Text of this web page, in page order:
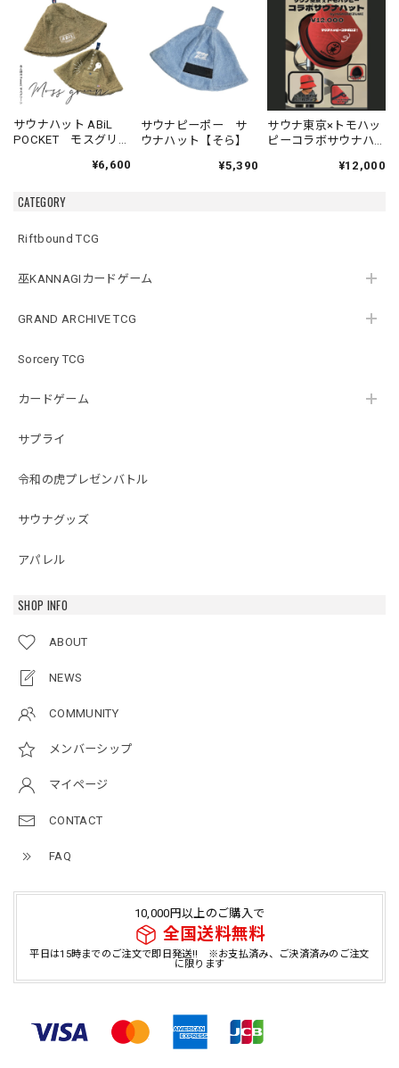
CATEGORY
Riftbound TCG
巫KANNAGIカードゲーム
GRAND ARCHIVE TCG
Sorcery TCG
カードゲーム
サプライ
令和の虎プレゼンバトル
サウナグッズ
アパレル
SHOP INFO
ABOUT
NEWS
COMMUNITY
メンバーシップ
マイページ
CONTACT
FAQ
10,000円以上のご購入で
全国送料無料
平日は15時までのご注文で即日発送!! ※お支払済み、ご決済済みのご注文
に限ります
サウナハット ABiL
POCKET モスグリー
¥6,600
サウナピーポー サ
ウナハット【そら】
¥5,390
サウナ東京×トモハッ
ピーコラボサウナハ
¥12,000